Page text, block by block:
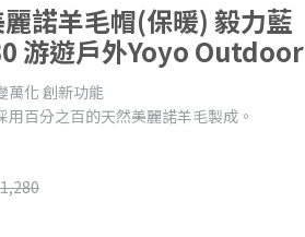
諾羊毛帽(保暖) 毅力藍
游遊戶外Yoyo Outdoor
萬化 創新功能
用百分之百的天然美麗諾羊毛製成。